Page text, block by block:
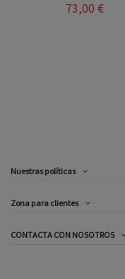
73,00 €
Nuestras políticas
Zona para clientes
CONTACTA CON NOSOTROS